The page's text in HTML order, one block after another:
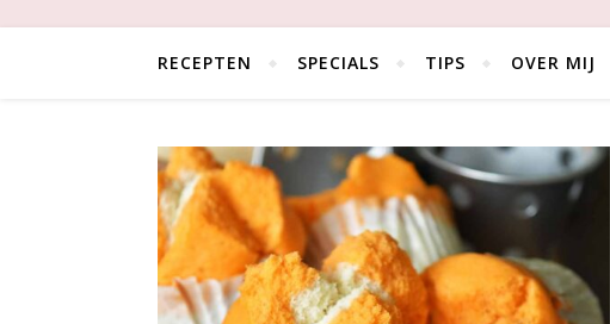
RECEPTEN SPECIALS TIPS OVER MIJ